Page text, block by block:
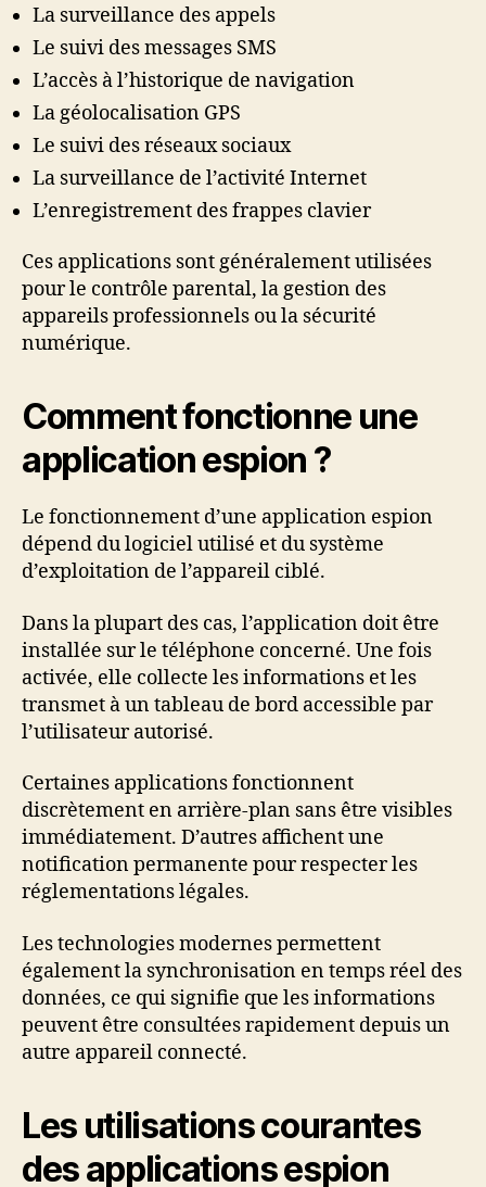
La surveillance des appels
Le suivi des messages SMS
L’accès à l’historique de navigation
La géolocalisation GPS
Le suivi des réseaux sociaux
La surveillance de l’activité Internet
L’enregistrement des frappes clavier
Ces applications sont généralement utilisées
pour le contrôle parental, la gestion des
appareils professionnels ou la sécurité
numérique.
Comment fonctionne une
application espion ?
Le fonctionnement d’une application espion
dépend du logiciel utilisé et du système
d’exploitation de l’appareil ciblé.
Dans la plupart des cas, l’application doit être
installée sur le téléphone concerné. Une fois
activée, elle collecte les informations et les
transmet à un tableau de bord accessible par
l’utilisateur autorisé.
Certaines applications fonctionnent
discrètement en arrière-plan sans être visibles
immédiatement. D’autres affichent une
notification permanente pour respecter les
réglementations légales.
Les technologies modernes permettent
également la synchronisation en temps réel des
données, ce qui signifie que les informations
peuvent être consultées rapidement depuis un
autre appareil connecté.
Les utilisations courantes
des applications espion